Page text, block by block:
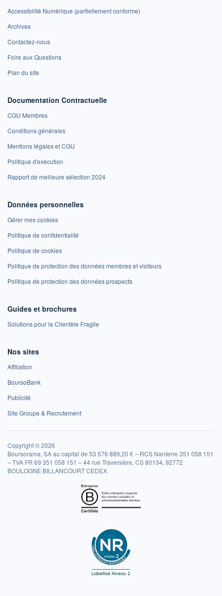
Accessibilité Numérique (partiellement conforme)
Archives
Contactez-nous
Foire aux Questions
Plan du site
Documentation Contractuelle
CGU Membres
Conditions générales
Mentions légales et CGU
Politique d'exécution
Rapport de meilleure sélection 2024
Données personnelles
Gérer mes cookies
Politique de confidentialité
Politique de cookies
Politique de protection des données membres et visiteurs
Politique de protection des données prospects
Guides et brochures
Solutions pour la Clientèle Fragile
Nos sites
Affiliation
BoursoBank
Publicité
Site Groupe & Recrutement
Copyright © 2026
Boursorama, SA au capital de 53 576 889,20 € – RCS Nanterre 351 058 151
– TVA FR 69 351 058 151 – 44 rue Traversière, CS 80134, 92772
BOULOGNE BILLANCOURT CEDEX